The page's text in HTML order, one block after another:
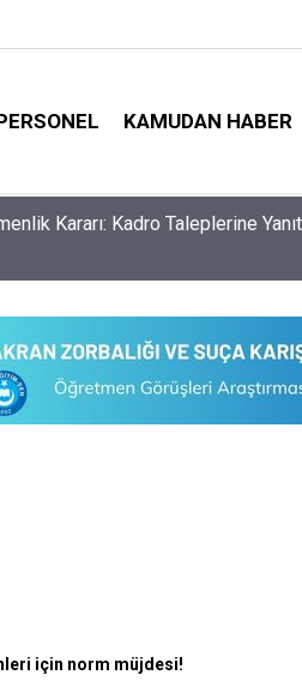
KAMUDAN HABER
İller Arası Muhtemel İl Emri
için norm müjdesi!